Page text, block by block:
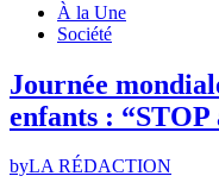
À la Une
Société
Journée
enfants :
byLA RÉDACTION